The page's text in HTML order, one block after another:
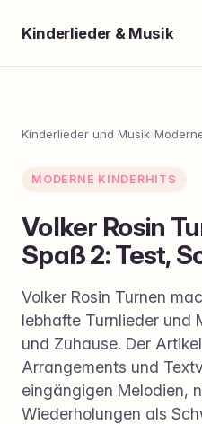
Kinderlieder & Musik
Kinderlieder und Musik›
MODERNE KINDERHITS
Volker Rosin
Spaß 2: Test,
Volker Rosin Turnen
lebhafte Turnlieder und
und Zuhause. Der
Arrangements und
eingängigen Melodien,
Wiederholungen als